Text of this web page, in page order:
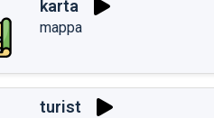
karta
mappa
turist